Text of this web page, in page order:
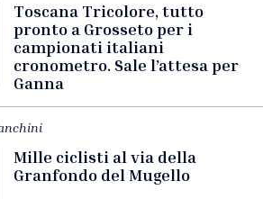
Toscana Tricolore, tutto
pronto a Grosseto per i
campionati italiani
cronometro. Sale l’attesa per
Ganna
Mille ciclisti al via della
Granfondo del Mugello